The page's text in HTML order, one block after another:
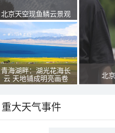
北京天空现鱼鳞云景观
青海湖畔：湖光花海长
云 天地铺成明亮画卷
北
重大天气事件